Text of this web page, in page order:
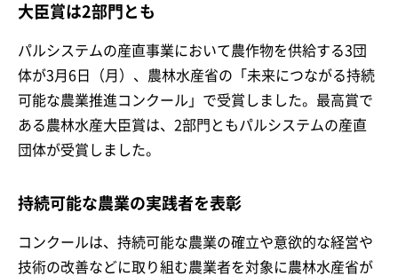
大臣賞は2部門とも
パルシステムの産直事業において農作物を供給する3団
体が3月6日（月）、農林水産省の「未来につながる持続
可能な農業推進コンクール」で受賞しました。最高賞で
ある農林水産大臣賞は、2部門ともパルシステムの産直
団体が受賞しました。
持続可能な農業の実践者を表彰
コンクールは、持続可能な農業の確立や意欲的な経営や
技術の改善などに取り組む農業者を対象に農林水産省が